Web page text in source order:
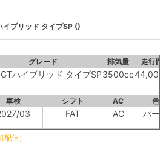
ブリッド タイプSP ()
グレード 排気量 走行距
ハイブリッド タイプSP3500cc
車検 シフト AC 色
03 FAT AC パー
信）